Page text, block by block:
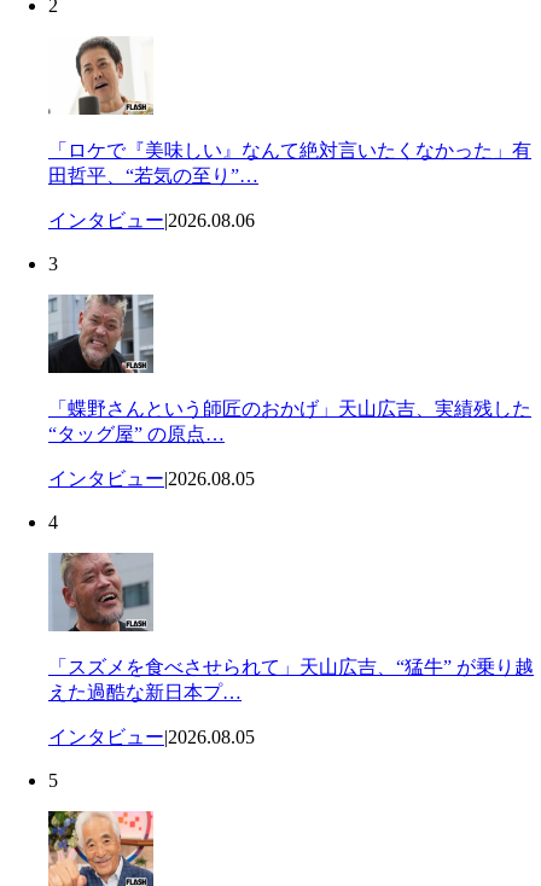
2
「ロケで『美味しい』なんて絶対言いたくなかった」有
田哲平、“若気の至り”…
インタビュー|2026.08.06
3
「蝶野さんという師匠のおかげ」天山広吉、実績残した
“タッグ屋” の原点…
インタビュー|2026.08.05
4
「スズメを食べさせられて」天山広吉、“猛牛” が乗り越
えた過酷な新日本プ…
インタビュー|2026.08.05
5